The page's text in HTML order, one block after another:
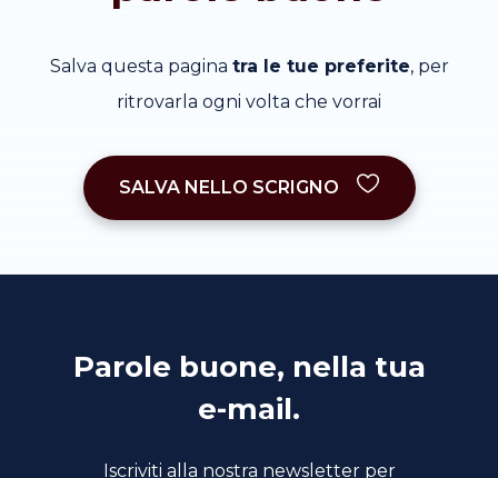
Salva questa pagina tra le tue preferite, per
ritrovarla ogni volta che vorrai
SALVA NELLO SCRIGNO
Parole buone, nella tua
e-mail.
Iscriviti alla nostra newsletter per